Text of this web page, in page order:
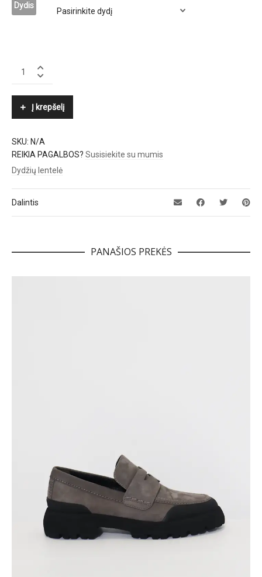
Dydis
DOUCAL'S
quantity
Į krepšelį
SKU: N/A
REIKIA PAGALBOS? Susisiekite su mumis
Dydžių lentelė
Dalintis
PANAŠIOS PREKĖS